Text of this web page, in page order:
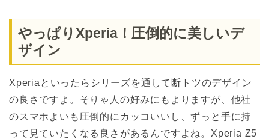
やっぱりXperia！圧倒的に美しいデ
ザイン
Xperiaといったらシリーズを通して断トツのデザイン
の良さですよ。そりゃ人の好みにもよりますが、他社
のスマホよいも圧倒的にカッコいいし、ずっと手に持
って見ていたくなる良さがあるんですよね。Xperia Z5